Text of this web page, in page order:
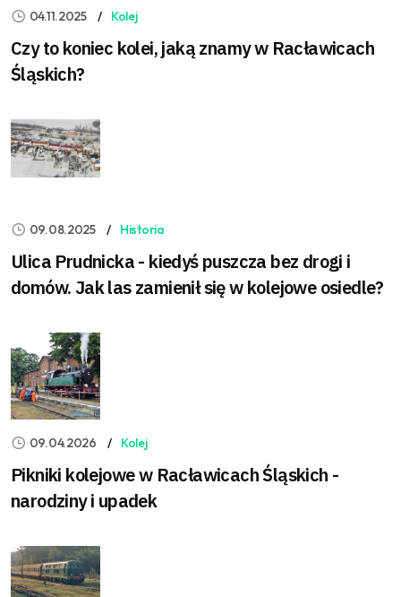
04.11.2025 Kolej
Czy to koniec kolei, jaką znamy w Racławicach
Śląskich?
09.08.2025 Historia
Ulica Prudnicka - kiedyś puszcza bez drogi i
domów. Jak las zamienił się w kolejowe osiedle?
09.04.2026 Kolej
Pikniki kolejowe w Racławicach Śląskich -
narodziny i upadek